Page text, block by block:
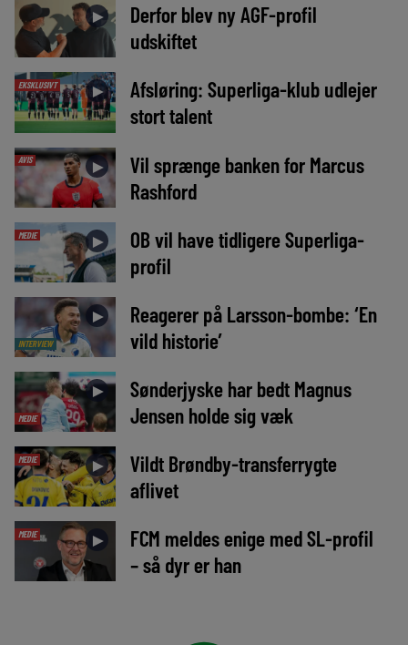
►
Derfor blev ny AGF-profil
udskiftet
EKSKLUSIVT ►
Afsløring: Superliga-klub udlejer
stort talent
AVIS ►
Vil sprænge banken for Marcus
Rashford
MEDIE ►
OB vil have tidligere Superliga-
profil
INTERVIEW
►
Reagerer på Larsson-bombe: ‘En
vild historie’
MEDIE
►
Sønderjyske har bedt Magnus
Jensen holde sig væk
MEDIE ►
Vildt Brøndby-transferrygte
aflivet
MEDIE ►
FCM meldes enige med SL-profil
– så dyr er han